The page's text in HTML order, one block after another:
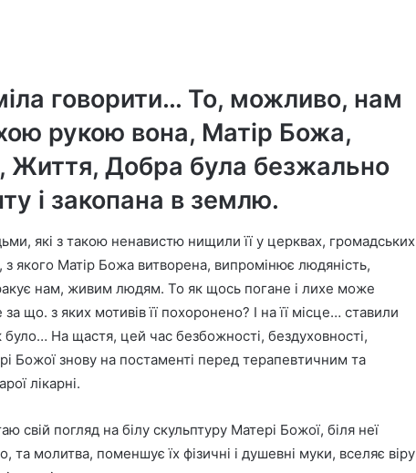
говорити… То, можливо, нам
рукою вона, Матір Божа,
Життя, Добра була безжально
і закопана в землю.
які з такою ненавистю нищили її у церквах, громадських
з якого Матір Божа витворена, випромінює людяність,
нам, живим людям. То як щось погане і лихе може
що. з яких мотивів її похоронено? І на її місце… ставили
було… На щастя, цей час безбожності, бездуховності,
Божої знову на постаменті перед терапевтичним та
лікарні.
свій погляд на білу скульптуру Матері Божої, біля неї
молитва, поменшує їх фізичні і душевні муки, вселяє віру